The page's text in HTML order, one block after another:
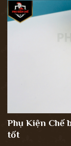
Phụ Kiện Chế
tốt